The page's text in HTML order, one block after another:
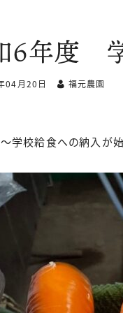
６年度
04月20日 福元農園
学校給食への納入が始